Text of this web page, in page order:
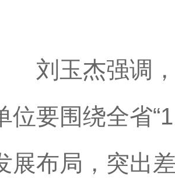
刘玉杰强调，
位要围绕全省
展布局，突出